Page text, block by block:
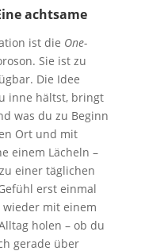
achtsame
ist die One-
Sie ist zu
Die Idee
inne hältst, bringt
was du zu Beginn
Ort und mit
einem Lächeln –
einer täglichen
erst einmal
mit einem
holen – ob du
gerade über